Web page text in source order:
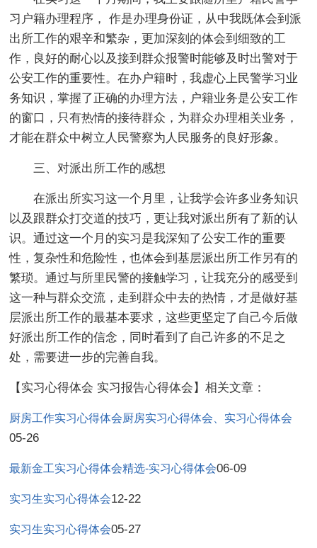
习户籍办理程序， 作是办理身份证，从中我既体会到派
出所工作的艰辛和繁杂，更加深刻的体会到细致的工
作，良好的耐心以及接到群众报警时能够及时出警对于
公安工作的重要性。在办户籍时，我虚心上民警学习业
务知识，掌握了正确的办理方法，户籍业务是公安工作
的窗口，只有热情的接待群众，为群众办理相关业务，
才能在群众中树立人民警察为人民服务的良好形象。
三、对派出所工作的感想
在派出所实习这一个月里，让我学会许多业务知识
以及跟群众打交道的技巧，更让我对派出所有了新的认
识。通过这一个月的实习是我深知了公安工作的重要
性，复杂性和危险性，也体会到基层派出所工作另有的
繁琐。通过与所里民警的接触学习，让我充分的感受到
这一种与群众交流，走到群众中去的热情，才是做好基
层派出所工作的最基本要求，这些更坚定了自己今后做
好派出所工作的信念，同时看到了自己许多的不足之
处，需要进一步的完善自我。
【实习心得体会 实习报告心得体会】相关文章：
厨房工作实习心得体会厨房实习心得体会、实习心得体会
05-26
最新金工实习心得体会精选-实习心得体会06-09
实习生实习心得体会12-22
实习生实习心得体会05-27